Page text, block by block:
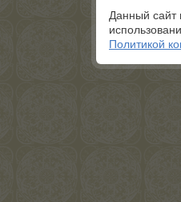
Данный сайт
Политикой